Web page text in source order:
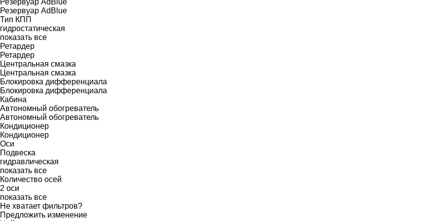
Резервуар AdBlue
Тип КПП
гидростатическая
показать все
Ретардер
Ретардер
Центральная смазка
Центральная смазка
Блокировка дифференциала
Блокировка дифференциала
Кабина
Автономный обогреватель
Автономный обогреватель
Кондиционер
Кондиционер
Оси
Подвеска
гидравлическая
показать все
Количество осей
2 оси
показать все
Не хватает фильтров?
Предложить изменение